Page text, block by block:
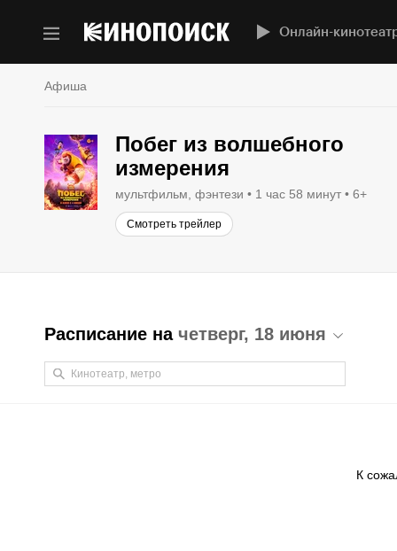
Онлайн-
Афиша
Побег из волшебного
измерения
мультфильм, фэнтези 1 час 58 минут 6+
Смотреть трейлер
Расписание на четверг, 18 июня
К